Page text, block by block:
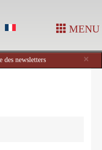
MENU
×
des newsletters